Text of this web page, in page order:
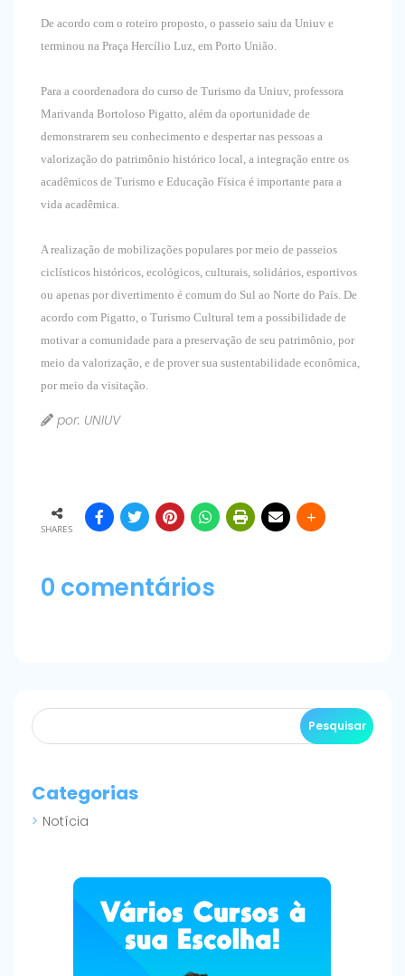
De acordo com o roteiro proposto, o passeio saiu da Uniuv e
terminou na Praça Hercílio Luz, em Porto União.
Para a coordenadora do curso de Turismo da Uniuv, professora
Marivanda Bortoloso Pigatto, além da oportunidade de
demonstrarem seu conhecimento e despertar nas pessoas a
valorização do patrimônio histórico local, a integração entre os
acadêmicos de Turismo e Educação Física é importante para a
vida acadêmica.
A realização de mobilizações populares por meio de passeios
ciclísticos históricos, ecológicos, culturais, solidários, esportivos
ou apenas por divertimento é comum do Sul ao Norte do País. De
acordo com Pigatto, o Turismo Cultural tem a possibilidade de
motivar a comunidade para a preservação de seu patrimônio, por
meio da valorização, e de prover sua sustentabilidade econômica,
por meio da visitação.
por: UNIUV
SHARES
0 comentários
Categorias
Notícia